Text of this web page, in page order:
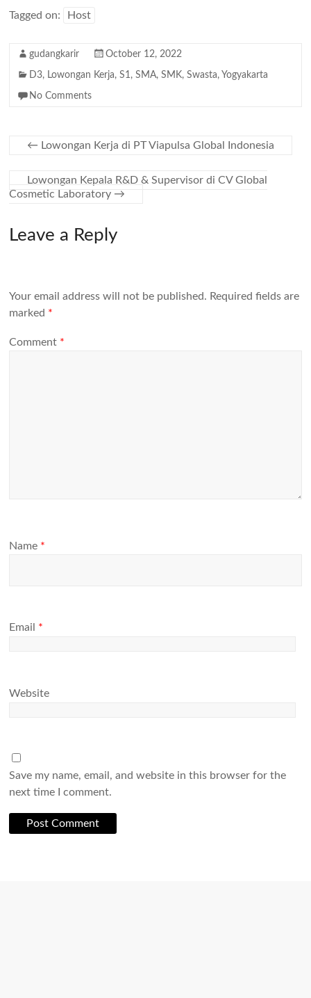
Tagged on: Host
gudangkarir October 12, 2022
D3, Lowongan Kerja,S1,SMA,SMK,Swasta, Yogyakarta
No Comments
← Lowongan Kerja di PT Viapulsa Global Indonesia
Lowongan Kepala R&D & Supervisor di CV Global
Cosmetic Laboratory →
Leave a Reply
Your email address will not be published. Required fields are
marked *
Comment *
Name *
Email *
Website
Save my name, email, and website in this browser for the
next time I comment.